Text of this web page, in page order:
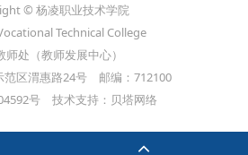
© 杨凌职业技术学院
Technical College
师处（教师发展中心）
范区渭惠路24号 邮编：712100
号 技术支持：贝塔网络